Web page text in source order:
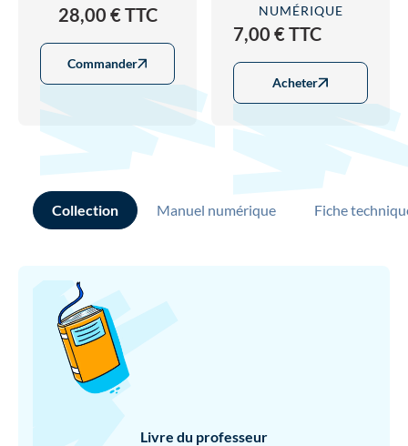
28,00 € TTC
Commander
NUMÉRIQUE
7,00 € TTC
Acheter
Collection Manuel numérique Fiche
Livre du professeur